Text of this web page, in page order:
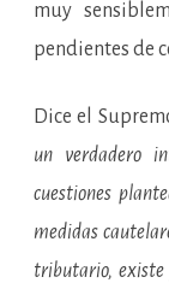
muy
pendientes de
Dice el
un verdadero
cuestiones
medidas
tributario, existe